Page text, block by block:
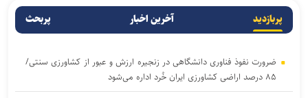
پربازدید آخرین اخبار پربحث
ضرورت نفوذ فناوری دانشگاهی در زنجیره ارزش و عبور از کشاورزی سنتی/
۸۵ درصد اراضی کشاورزی ایران خُرد اداره می‌شود